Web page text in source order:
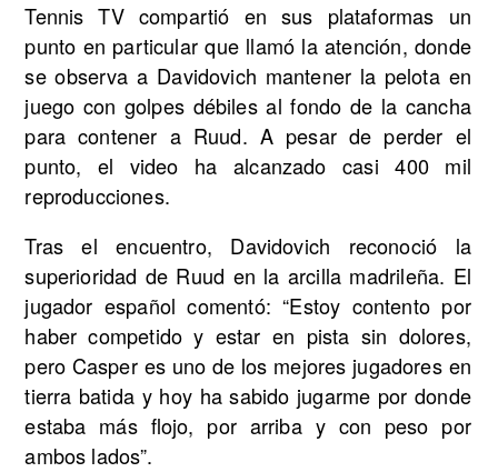
Tennis TV compartió en sus plataformas un
punto en particular que llamó la atención, donde
se observa a Davidovich mantener la pelota en
juego con golpes débiles al fondo de la cancha
para contener a Ruud. A pesar de perder el
punto, el video ha alcanzado casi 400 mil
reproducciones.
Tras el encuentro, Davidovich reconoció la
superioridad de Ruud en la arcilla madrileña. El
jugador español comentó: “Estoy contento por
haber competido y estar en pista sin dolores,
pero Casper es uno de los mejores jugadores en
tierra batida y hoy ha sabido jugarme por donde
estaba más flojo, por arriba y con peso por
ambos lados”.